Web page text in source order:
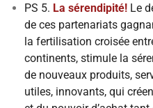
PS 5. La sérendipité! Le
de ces partenariats
la fertilisation croisée
continents, stimule la
de nouveaux produits,
utiles, innovants, qui